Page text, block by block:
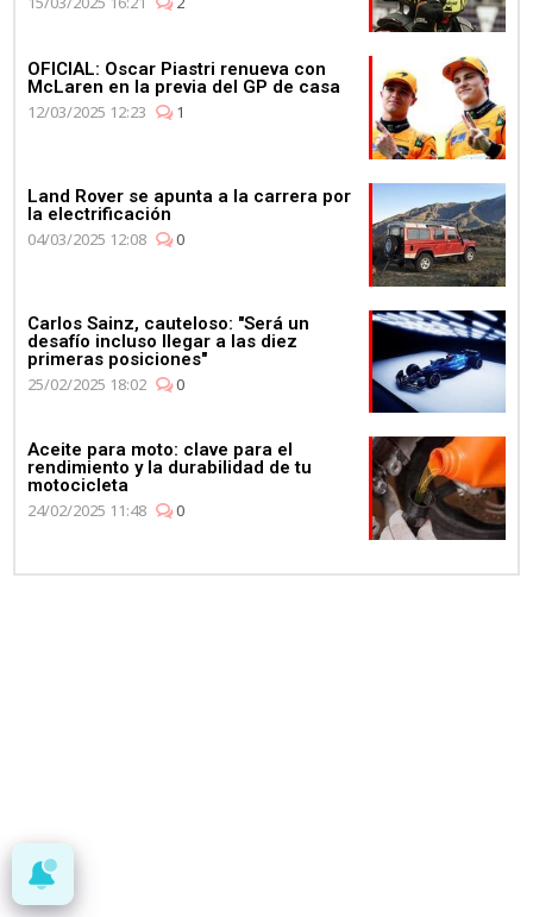
OFICIAL: Oscar Piastri renueva con
McLaren en la previa del GP de casa
12/03/2025 12:23
1
Land Rover se apunta a la carrera por
la electrificación
04/03/2025 12:08
0
Carlos Sainz, cauteloso: "Será un
desafío incluso llegar a las diez
primeras posiciones"
25/02/2025 18:02
0
Aceite para moto: clave para el
rendimiento y la durabilidad de tu
motocicleta
24/02/2025 11:48
0